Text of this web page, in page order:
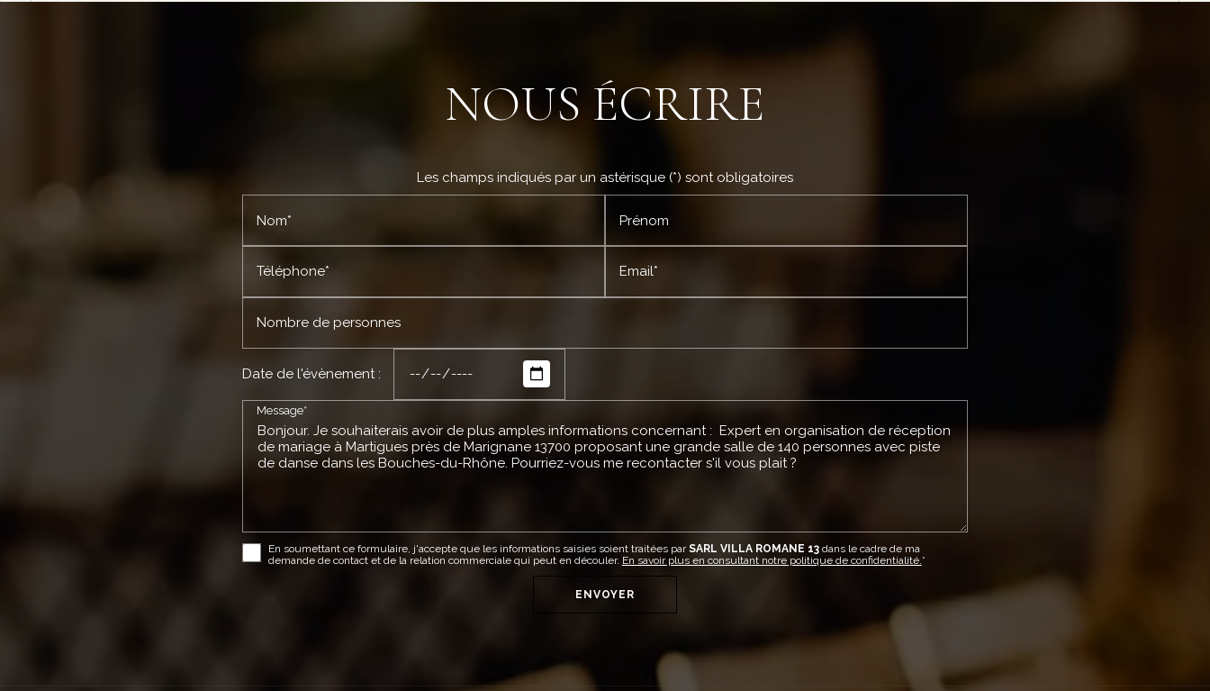
NOUS ÉCRIRE
Les champs indiqués par un astérisque (*) sont obligatoires
Nom* Prénom
Téléphone* Email*
Nombre de personnes
Date de l'évènement :
Message*
En soumettant ce formulaire, j'accepte que les informations saisies soient traitées parSARL VILLA ROMANE 13dans le cadre de ma
demande de contact et de la relation commerciale qui peut en découler. En savoir plus en consultant notre politique de confidentialité.*